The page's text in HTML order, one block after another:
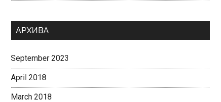
АРХИВА
September 2023
April 2018
March 2018